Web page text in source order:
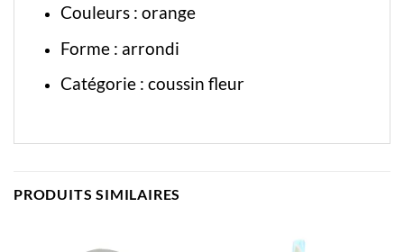
Couleurs : orange
Forme : arrondi
Catégorie : coussin fleur
PRODUITS SIMILAIRES